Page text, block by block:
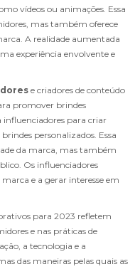
vídeos ou animações. Essa
mas também oferece
A realidade aumentada
experiência envolvente e
e criadores de conteúdo
promover brindes
influenciadores para criar
personalizados. Essa
da marca, mas também
Os influenciadores
e a gerar interesse em
para 2023 refletem
e nas práticas de
a tecnologia e a
das maneiras pelas quais as